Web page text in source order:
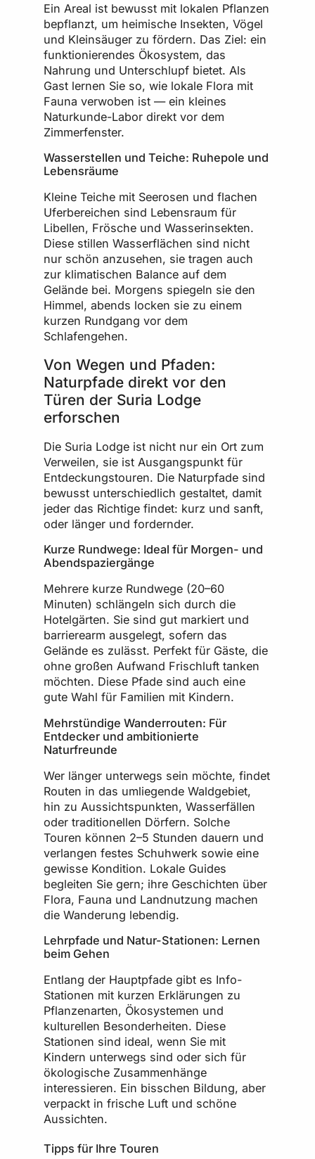
Ein Areal ist bewusst mit lokalen Pflanzen
bepflanzt, um heimische Insekten, Vögel
und Kleinsäuger zu fördern. Das Ziel: ein
funktionierendes Ökosystem, das
Nahrung und Unterschlupf bietet. Als
Gast lernen Sie so, wie lokale Flora mit
Fauna verwoben ist — ein kleines
Naturkunde-Labor direkt vor dem
Zimmerfenster.
Wasserstellen und Teiche: Ruhepole und
Lebensräume
Kleine Teiche mit Seerosen und flachen
Uferbereichen sind Lebensraum für
Libellen, Frösche und Wasserinsekten.
Diese stillen Wasserflächen sind nicht
nur schön anzusehen, sie tragen auch
zur klimatischen Balance auf dem
Gelände bei. Morgens spiegeln sie den
Himmel, abends locken sie zu einem
kurzen Rundgang vor dem
Schlafengehen.
Von Wegen und Pfaden:
Naturpfade direkt vor den
Türen der Suria Lodge
erforschen
Die Suria Lodge ist nicht nur ein Ort zum
Verweilen, sie ist Ausgangspunkt für
Entdeckungstouren. Die Naturpfade sind
bewusst unterschiedlich gestaltet, damit
jeder das Richtige findet: kurz und sanft,
oder länger und fordernder.
Kurze Rundwege: Ideal für Morgen- und
Abendspaziergänge
Mehrere kurze Rundwege (20–60
Minuten) schlängeln sich durch die
Hotelgärten. Sie sind gut markiert und
barrierearm ausgelegt, sofern das
Gelände es zulässt. Perfekt für Gäste, die
ohne großen Aufwand Frischluft tanken
möchten. Diese Pfade sind auch eine
gute Wahl für Familien mit Kindern.
Mehrstündige Wanderrouten: Für
Entdecker und ambitionierte
Naturfreunde
Wer länger unterwegs sein möchte, findet
Routen in das umliegende Waldgebiet,
hin zu Aussichtspunkten, Wasserfällen
oder traditionellen Dörfern. Solche
Touren können 2–5 Stunden dauern und
verlangen festes Schuhwerk sowie eine
gewisse Kondition. Lokale Guides
begleiten Sie gern; ihre Geschichten über
Flora, Fauna und Landnutzung machen
die Wanderung lebendig.
Lehrpfade und Natur-Stationen: Lernen
beim Gehen
Entlang der Hauptpfade gibt es Info-
Stationen mit kurzen Erklärungen zu
Pflanzenarten, Ökosystemen und
kulturellen Besonderheiten. Diese
Stationen sind ideal, wenn Sie mit
Kindern unterwegs sind oder sich für
ökologische Zusammenhänge
interessieren. Ein bisschen Bildung, aber
verpackt in frische Luft und schöne
Aussichten.
Tipps für Ihre Touren